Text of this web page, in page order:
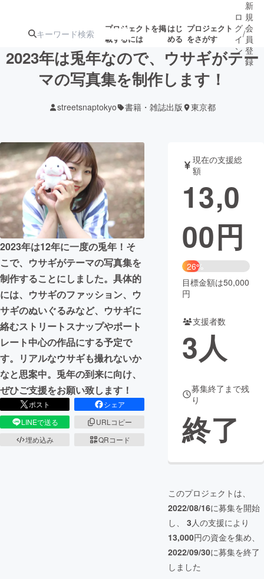
プロジェクトを掲
載するには
はじ
める
プロジェクト
をさがす
ターン
注目の新着プロ
ジェクト
募集終了が近いプ
ロジェクト
されます
アート・写真 音楽
テクノロジー・ガジェット ゲーム・
映像・映画 書籍・雑誌
ビジネス・起業 チャレンジ
まちづくり・地域活性化
CAMPFIRE for Social Good
CAMPFIRE Creation
CAMPFIREふるさと納税
コミュニティ
ロ
グ
イ
ン
/
新
規
会
員
登
録
2023年は兎年なので、ウサギがテー
マの写真集を制作します！
streetsnaptokyo 書籍・雑誌出版 東京都
2023年は12年に一度の兎年！そ
こで、ウサギがテーマの写真集を
制作することにしました。具体的
には、ウサギのファッション、ウ
サギのぬいぐるみなど、ウサギに
絡むストリートスナップやポート
レート中心の作品にする予定で
す。リアルなウサギも撮れないか
なと思案中。兎年の到来に向け、
ぜひご支援をお願い致します！
ポスト
シェア
LINEで送る
URLコピー
埋め込み
QRコード
現在の支援総
額
13,0
00円
26%
目標金額は50,000
円
支援者数
3人
募集終了まで残
り
終了
このプロジェクトは、
2022/08/16に募集を開始
し、 3人の支援により
13,000円の資金を集め、
2022/09/30に募集を終了
しました